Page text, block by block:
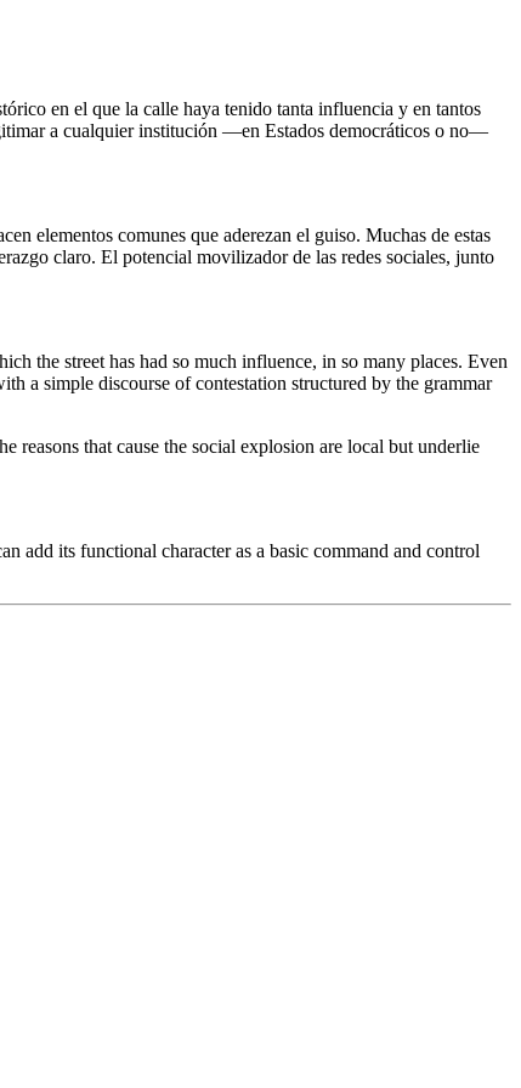
en el que la calle haya tenido tanta influencia y en tantos
a cualquier institución —en Estados democráticos o no—
elementos comunes que aderezan el guiso. Muchas de estas
claro. El potencial movilizador de las redes sociales, junto
the street has had so much influence, in so many places. Even
a simple discourse of contestation structured by the grammar
reasons that cause the social explosion are local but underlie
add its functional character as a basic command and control